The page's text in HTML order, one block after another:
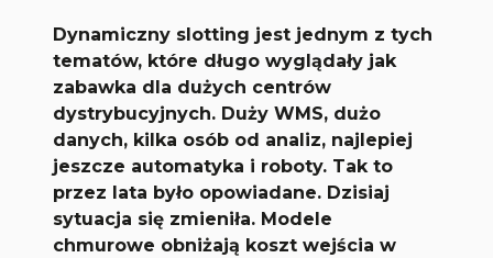
Dynamiczny slotting jest jednym z tych
tematów, które długo wyglądały jak
zabawka dla dużych centrów
dystrybucyjnych. Duży WMS, dużo
danych, kilka osób od analiz, najlepiej
jeszcze automatyka i roboty. Tak to
przez lata było opowiadane. Dzisiaj
sytuacja się zmieniła. Modele
chmurowe obniżają koszt wejścia w